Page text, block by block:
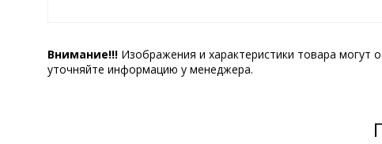
Внимание!!! Изображения и характеристики товара могут
уточняйте информацию у менеджера.